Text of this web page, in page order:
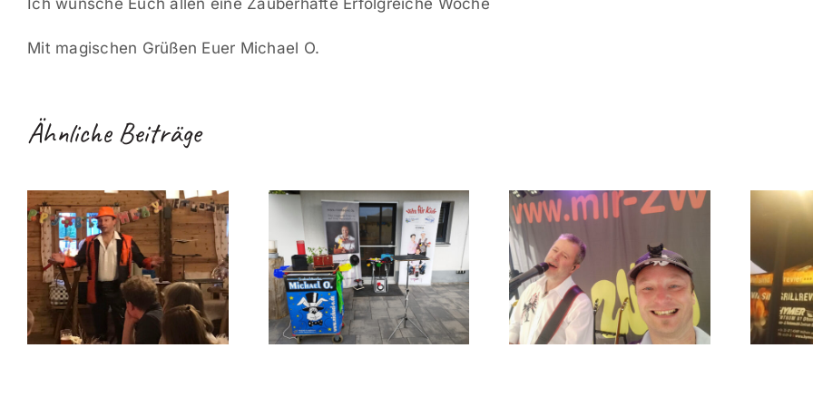
Ich wünsche Euch allen eine Zauberhafte Erfolgreiche Woche
Mit magischen Grüßen Euer Michael O.
Ähnliche Beiträge
Michael O.
Zauberhafte
Unterhaltung
auch für
Gute
Zusammenarbeit
mit Andre
Nikolausmarkt
in Saarn